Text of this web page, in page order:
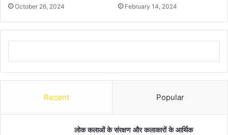
October 26, 2024 February 14, 2024
Recent Popular
लोक कलाओं के संरक्षण और कलाकारों के आर्थिक